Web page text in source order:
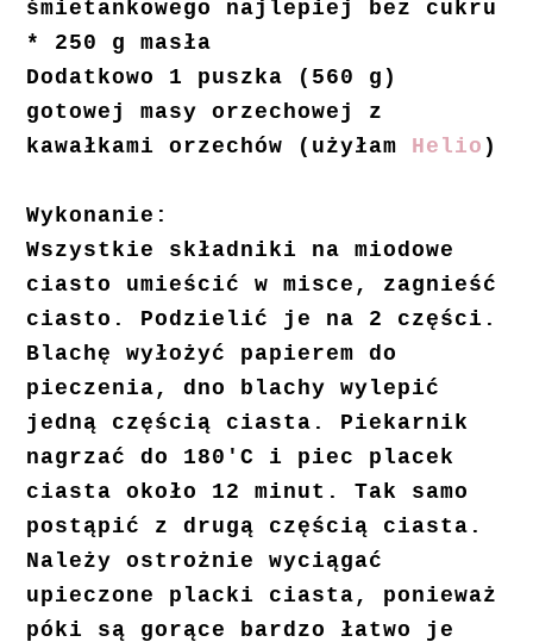
śmietankowego najlepiej bez cukru
* 250 g masła
Dodatkowo 1 puszka (560 g)
gotowej masy orzechowej z
kawałkami orzechów (użyłam Helio )
Wykonanie:
Wszystkie składniki na miodowe
ciasto umieścić w misce, zagnieść
ciasto. Podzielić je na 2 części.
Blachę wyłożyć papierem do
pieczenia, dno blachy wylepić
jedną częścią ciasta. Piekarnik
nagrzać do 180'C i piec placek
ciasta około 12 minut. Tak samo
postąpić z drugą częścią ciasta.
Należy ostrożnie wyciągać
upieczone placki ciasta, ponieważ
póki są gorące bardzo łatwo je